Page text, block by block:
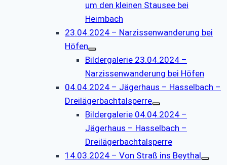
um den kleinen Stausee bei
Heimbach
23.04.2024 – Narzissenwanderung bei
Höfen
Bildergalerie 23.04.2024 –
Narzissenwanderung bei Höfen
04.04.2024 – Jägerhaus – Hasselbach –
Dreilägerbachtalsperre
Bildergalerie 04.04.2024 –
Jägerhaus – Hasselbach –
Dreilägerbachtalsperre
14.03.2024 – Von Straß ins Beythal